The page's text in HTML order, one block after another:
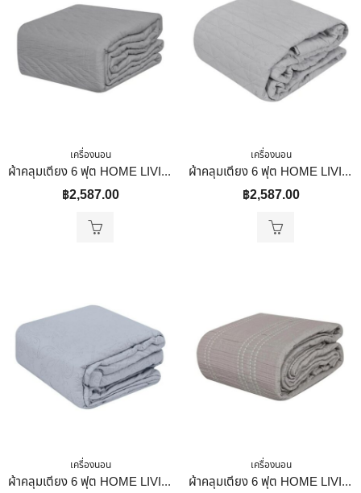
เครื่องนอน
ผ้าคลุมเตียง 6 ฟุต HOME LIVING STYLE ASTON สีเทา
฿2,587.00
เครื่องนอน
ผ้าคลุมเตียง 6 ฟุต HOME LIVING STYLE MARCO สี GREY
฿2,587.00
เครื่องนอน
ผ้าคลุมเตียง 6 ฟุต HOME LIVING STYLE GLORIA สี BLUE
เครื่องนอน
ผ้าคลุมเตียง 6 ฟุต HOME LIVING STYLE MARTIN สีน้ำตาล